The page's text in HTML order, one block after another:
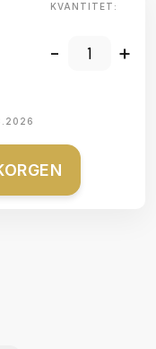
KVANTITET:
- +